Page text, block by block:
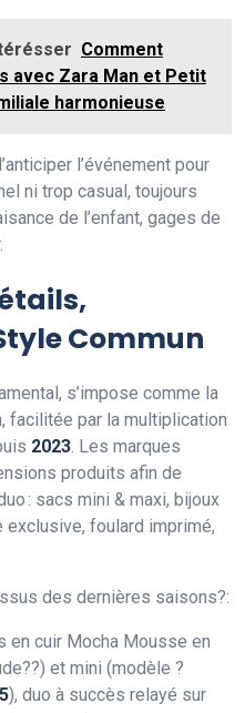
Comment
avec Zara Man et Petit
harmonieuse
l’événement pour
ni trop casual, toujours
de l’enfant, gages de
Commun
s’impose comme la
facilitée par la multiplication
2023. Les marques
produits afin de
: sacs mini & maxi, bijoux
foulard imprimé,
des dernières saisons?:
en cuir Mocha Mousse en
et mini (modèle ?
), duo à succès relayé sur